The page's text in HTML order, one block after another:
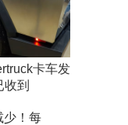
卡车发
收到
少！每